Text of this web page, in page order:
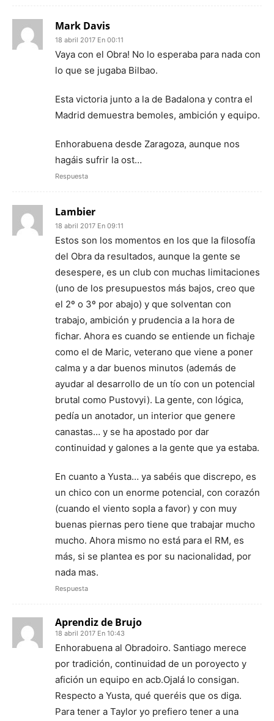
Mark Davis
18 abril 2017 En 00:11
Vaya con el Obra! No lo esperaba para nada con
lo que se jugaba Bilbao.
Esta victoria junto a la de Badalona y contra el
Madrid demuestra bemoles, ambición y equipo.
Enhorabuena desde Zaragoza, aunque nos
hagáis sufrir la ost…
Respuesta
Lambier
18 abril 2017 En 09:11
Estos son los momentos en los que la filosofía
del Obra da resultados, aunque la gente se
desespere, es un club con muchas limitaciones
(uno de los presupuestos más bajos, creo que
el 2º o 3º por abajo) y que solventan con
trabajo, ambición y prudencia a la hora de
fichar. Ahora es cuando se entiende un fichaje
como el de Maric, veterano que viene a poner
calma y a dar buenos minutos (además de
ayudar al desarrollo de un tío con un potencial
brutal como Pustovyi). La gente, con lógica,
pedía un anotador, un interior que genere
canastas… y se ha apostado por dar
continuidad y galones a la gente que ya estaba.
En cuanto a Yusta… ya sabéis que discrepo, es
un chico con un enorme potencial, con corazón
(cuando el viento sopla a favor) y con muy
buenas piernas pero tiene que trabajar mucho
mucho. Ahora mismo no está para el RM, es
más, si se plantea es por su nacionalidad, por
nada mas.
Respuesta
Aprendiz de Brujo
18 abril 2017 En 10:43
Enhorabuena al Obradoiro. Santiago merece
por tradición, continuidad de un poroyecto y
afición un equipo en acb.Ojalá lo consigan.
Respecto a Yusta, qué queréis que os diga.
Para tener a Taylor yo prefiero tener a una